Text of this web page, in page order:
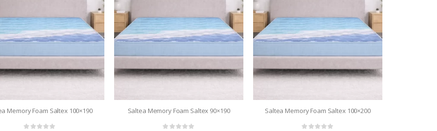
Memory Foam Saltex 100×190 Saltea Memory Foam Saltex 90×190 Saltea Memory Foam Saltex 100×200